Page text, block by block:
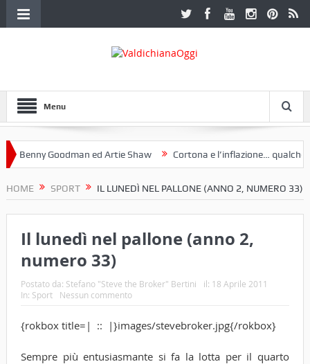
Menu
Goodman ed Artie Shaw Cortona e l’inflazione… qualche
HOME SPORT IL LUNEDÌ NEL PALLONE (ANNO 2, NUMERO 33)
Il lunedì nel pallone (anno 2,
numero 33)
Postato da: Stefano "Steve the Broker" Bertini il: 18 Aprile 2011
In: Sport Nessun commento
{rokbox title=| :: |}images/stevebroker.jpg{/rokbox}
Sempre più entusiasmante si fa la lotta per il quarto